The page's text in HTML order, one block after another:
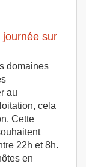
journée sur
domaines
au
cela
Cette
22h et 8h.
en